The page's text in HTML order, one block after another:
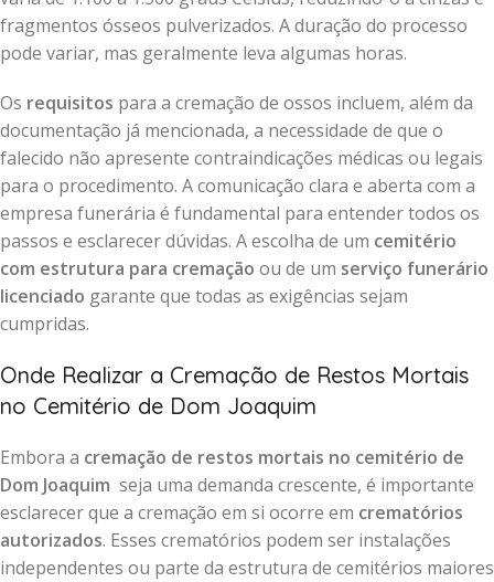
fragmentos ósseos pulverizados. A duração do processo
pode variar, mas geralmente leva algumas horas.
Os requisitos para a cremação de ossos incluem, além da
documentação já mencionada, a necessidade de que o
falecido não apresente contraindicações médicas ou legais
para o procedimento. A comunicação clara e aberta com a
empresa funerária é fundamental para entender todos os
passos e esclarecer dúvidas. A escolha de um cemitério
com estrutura para cremação ou de um serviço funerário
licenciado garante que todas as exigências sejam
cumpridas.
Onde Realizar a Cremação de Restos Mortais
no Cemitério de Dom Joaquim
Embora a cremação de restos mortais no cemitério de
Dom Joaquim seja uma demanda crescente, é importante
esclarecer que a cremação em si ocorre em crematórios
autorizados. Esses crematórios podem ser instalações
independentes ou parte da estrutura de cemitérios maiores